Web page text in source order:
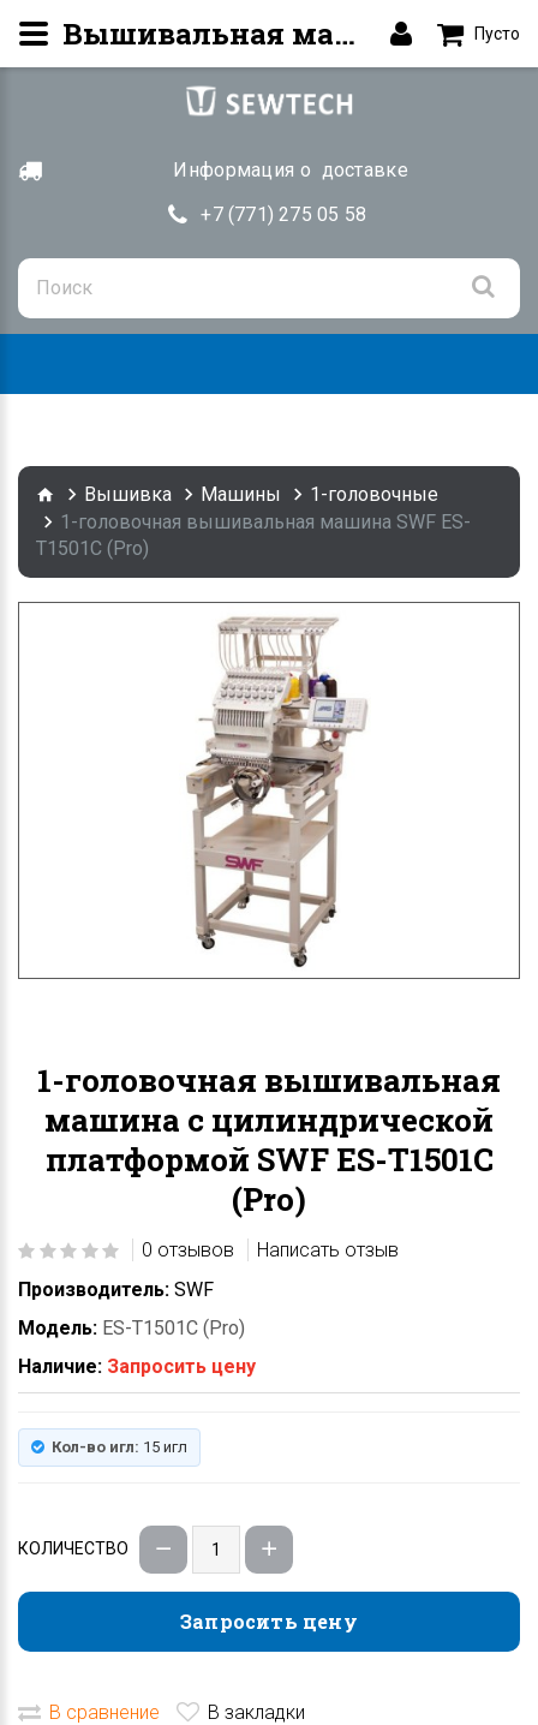
Информация о доставке
+7 (771) 275 05 58
Пусто
Вышивка Машины
1-головочные
1-головочная вышивальная машина SWF ES-
T1501C (Pro)
1-головочная вышивальная
машина с цилиндрической
платформой SWF ES-T1501C
(Pro)
0 отзывов
Написать отзыв
Производитель: SWF
Модель: ES-T1501C (Pro)
Наличие: Запросить цену
Кол-во игл: 15 игл
КОЛИЧЕСТВО
Запросить цену
Запросить цену
В сравнение В закладки
Вышивальная машина SWF ES-T1501C (Pro) купить в рассрочку | SEWTECH.KZ